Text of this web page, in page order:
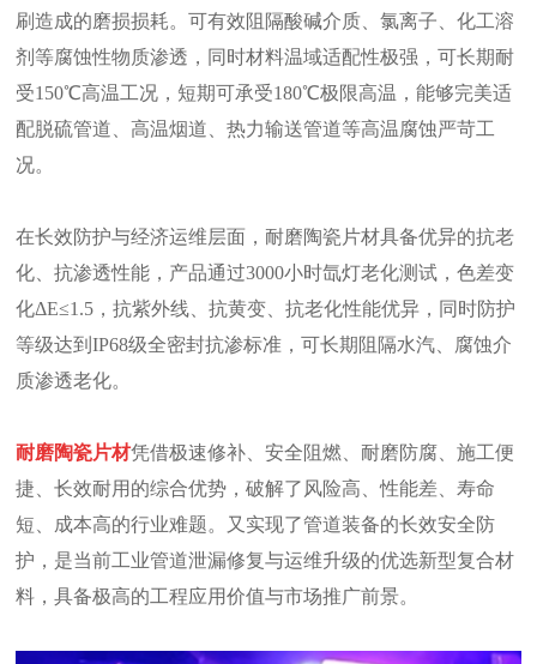
刷造成的磨损损耗。可有效阻隔酸碱介质、氯离子、化工溶
剂等腐蚀性物质渗透，同时材料温域适配性极强，可长期耐
受150℃高温工况，短期可承受180℃极限高温，能够完美适
配脱硫管道、高温烟道、热力输送管道等高温腐蚀严苛工
况。
在长效防护与经济运维层面，耐磨陶瓷片材具备优异的抗老
化、抗渗透性能，产品通过3000小时氙灯老化测试，色差变
化ΔE≤1.5，抗紫外线、抗黄变、抗老化性能优异，同时防护
等级达到IP68级全密封抗渗标准，可长期阻隔水汽、腐蚀介
质渗透老化。
耐磨陶瓷片材凭借极速修补、安全阻燃、耐磨防腐、施工便
捷、长效耐用的综合优势，破解了风险高、性能差、寿命
短、成本高的行业难题。又实现了管道装备的长效安全防
护，是当前工业管道泄漏修复与运维升级的优选新型复合材
料，具备极高的工程应用价值与市场推广前景。